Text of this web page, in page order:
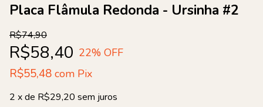
Placa Flâmula Redonda - Ursinha #2
R$74,90
R$58,40 22% OFF
R$55,48 com Pix
2 x de R$29,20 sem juros